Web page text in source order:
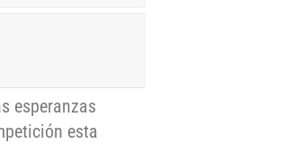
esperanzas
esta